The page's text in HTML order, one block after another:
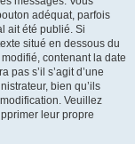
adéquat, parfois
ait été publié. Si
situé en dessous du
contenant la date
pas s’il s’agit d’une
bien qu’ils
Veuillez
leur propre